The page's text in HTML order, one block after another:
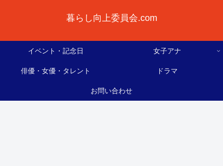
暮らし向上委員会.com
イベント・記念日 女子アナ
俳優・女優・タレント ドラマ
お問い合わせ